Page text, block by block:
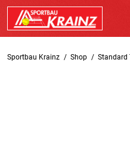
Sportbau Krainz Shop Standard